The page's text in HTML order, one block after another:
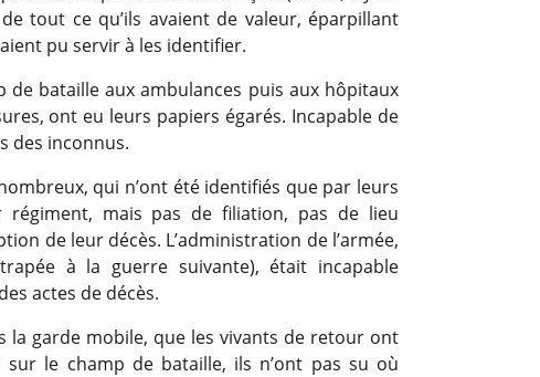
tout ce qu’ils avaient de valeur, éparpillant
pu servir à les identifier.
de bataille aux ambulances puis aux hôpitaux
ont eu leurs papiers égarés. Incapable de
des inconnus.
qui n’ont été identifiés que par leurs
mais pas de filiation, pas de lieu
de leur décès. L’administration de l’armée,
à la guerre suivante), était incapable
actes de décès.
la garde mobile, que les vivants de retour ont
le champ de bataille, ils n’ont pas su où